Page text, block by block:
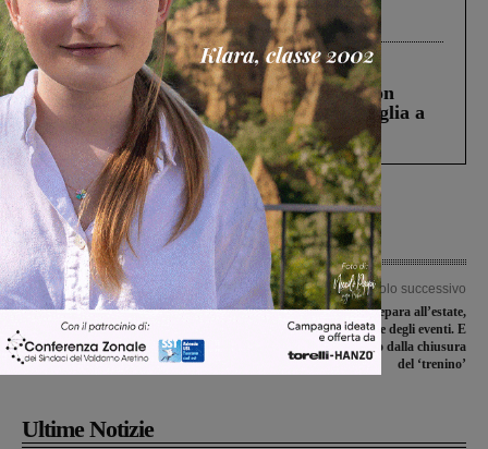
processo, lo stop ai sorpassi fra tir....
Cronaca 3 Agosto 2026
Scomparso da una struttura di Castiglion
Fiorentino l’uomo che aveva ucciso la figlia a
Levane nel 2020
Articolo precedente
Finanziamenti per il territorio:
Publiacqua lancia i bandi “Sport” e
“I Care”
Articolo successivo
Vallombrosa si prepara all’estate,
presentato il cartellone degli eventi. E
si ricorda il centenario dalla chiusura
del ‘trenino’
Ultime Notizie